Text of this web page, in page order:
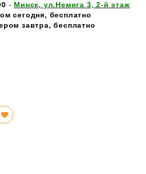
- Минск, ул.Немига 3, 2-й этаж
сегодня, бесплатно
завтра, бесплатно